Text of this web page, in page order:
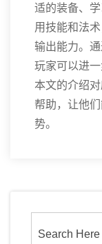
适的装备、
用技能和法
输出能力。
玩家可以进
本文的介绍
帮助，让他
势。